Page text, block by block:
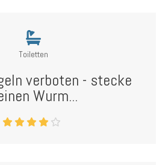
Toiletten
verboten - stecke
Wurm...